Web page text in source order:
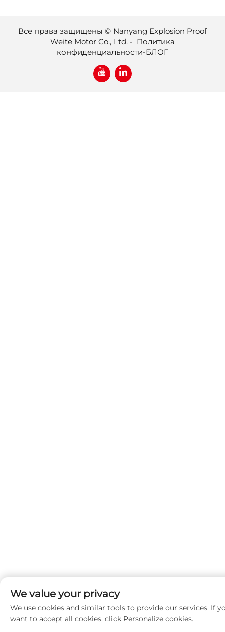
Все права защищены © Nanyang Explosion Proof
Weite Motor Co., Ltd. - Политика
конфиденциальности-БЛОГ
We value your privacy
We use cookies and similar tools to provide our services. If
want to accept all cookies, click Personalize cookies.